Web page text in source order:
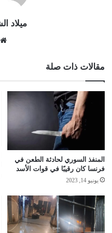
ميلاد
مقالات ذات صلة
المنفذ السوري لحادثة الطعن في
فرنسا كان رقيبًا في قوات الأسد
يونيو 14, 2023